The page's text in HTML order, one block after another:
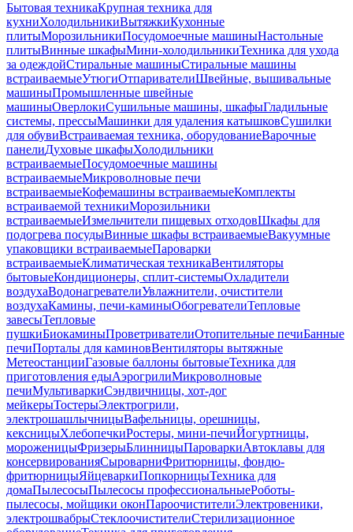
Бытовая техникаКрупная техника для
кухниХолодильникиВытяжкиКухонные
плитыМорозильникиПосудомоечные машиныНастольные
плитыВинные шкафыМини-холодильникиТехника для ухода
за одеждойСтиральные машиныСтиральные машины
встраиваемыеУтюгиОтпаривателиШвейные, вышивальные
машиныПромышленные швейные
машиныОверлокиСушильные машины, шкафыГладильные
системы, прессыМашинки для удаления катышковСушилки
для обувиВстраиваемая техника, оборудованиеВарочные
панелиДуховые шкафыХолодильники
встраиваемыеПосудомоечные машины
встраиваемыеМикроволновые печи
встраиваемыеКофемашины встраиваемыеКомплекты
встраиваемой техникиМорозильники
встраиваемыеИзмельчители пищевых отходовШкафы для
подогрева посудыВинные шкафы встраиваемыеВакуумные
упаковщики встраиваемыеПароварки
встраиваемыеКлиматическая техникаВентиляторы
бытовыеКондиционеры, сплит-системыОхладители
воздухаВодонагревателиУвлажнители, очистители
воздухаКамины, печи-каминыОбогревателиТепловые
завесыТепловые
пушкиБиокаминыПроветривателиОтопительные печиБанные
печиПорталы для каминовВентиляторы вытяжные
МетеостанцииГазовые баллоны бытовыеТехника для
приготовления едыАэрогрилиМикроволновые
печиМультиваркиСэндвичницы, хот-дог
мейкерыТостерыЭлектрогрили,
электрошашлычницыВафельницы, орешницы,
кексницыХлебопечкиРостеры, мини-печиЙогуртницы,
мороженицыФризерыБлинницыПароваркиАвтоклавы для
консервированияСыроварниФритюрницы, фондю-
фритюрницыЯйцеваркиПопкорницыТехника для
домаПылесосыПылесосы профессиональныеРоботы-
пылесосы, мойщики оконПароочистителиЭлектровеники,
электрошвабрыСтеклоочистителиСтерилизационное